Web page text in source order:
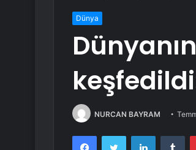
Dünya
NURCAN BAYRAM
FacebookTwitter LinkedIn